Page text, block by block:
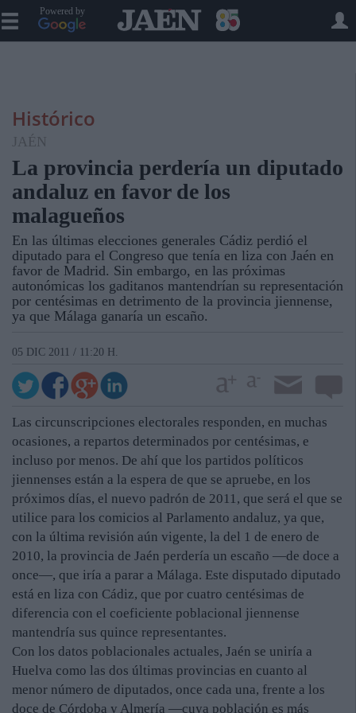
Powered by
Histórico
JAÉN
La provincia perdería un diputado
andaluz en favor de los
malagueños
En las últimas elecciones generales Cádiz perdió el
diputado para el Congreso que tenía en liza con Jaén en
favor de Madrid. Sin embargo, en las próximas
autonómicas los gaditanos mantendrían su representación
por centésimas en detrimento de la provincia jiennense,
ya que Málaga ganaría un escaño.
05 DIC 2011 / 11:20 H.
Las circunscripciones electorales responden, en muchas
ocasiones, a repartos determinados por centésimas, e
incluso por menos. De ahí que los partidos políticos
jiennenses están a la espera de que se apruebe, en los
próximos días, el nuevo padrón de 2011, que será el que se
utilice para los comicios al Parlamento andaluz, ya que,
con la última revisión aún vigente, la del 1 de enero de
2010, la provincia de Jaén perdería un escaño —de doce a
once—, que iría a parar a Málaga. Este disputado diputado
está en liza con Cádiz, que por cuatro centésimas de
diferencia con el coeficiente poblacional jiennense
mantendría sus quince representantes.
Con los datos poblacionales actuales, Jaén se uniría a
Huelva como las dos últimas provincias en cuanto al
menor número de diputados, once cada una, frente a los
doce de Córdoba y Almería —cuya población es más